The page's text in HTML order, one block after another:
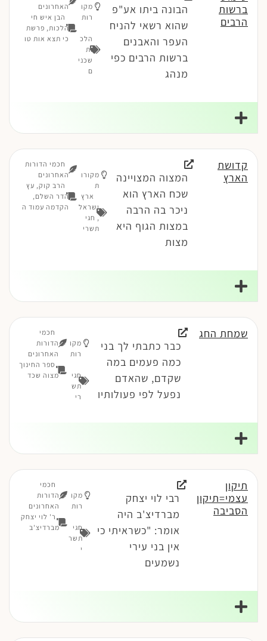
ברשות
הרבים
הבונה ביתו אע"פ
שהוא רשאי להניח
העפר והאבנים
ברשות הרבים כפי
מנהג
מקו
רות
הלכ
ות
שכני
ם
האחרונים
הבן איש חי
הלכות, פרשת
כי תצא אות טו
קדושת
הארץ
המצוה המצויינה
שכח הארץ הוא
ניכר בה הרבה
במצות הגוף היא
מצות
מקורו
ת
ארץ
ישראל
, חגי
תשרי
חכמי הדורות
האחרונים
הרב קוק, עץ
הדר השלם,
הקדמה עמוד ה
שמחת החג
כבר כתבתי לך בני
כמה פעמים במה
שקדם, שהאדם
נפעל לפי פעולותיו
מקו
רות
חגי
תש
רי
חכמי
הדורות
האחרונים
ספר החינוך
מצוה שכד
תיקון
עצמי=תיקון
הסביבה
רבי לוי יצחק
מברדיצ'ב היה
אומר: "כשראיתי כי
אין בני עירי
נשמעים
מקו
רות
חגי
תשר
י
חכמי
הדורות
האחרונים
ר' לוי יצחק
מברדיצ'ב